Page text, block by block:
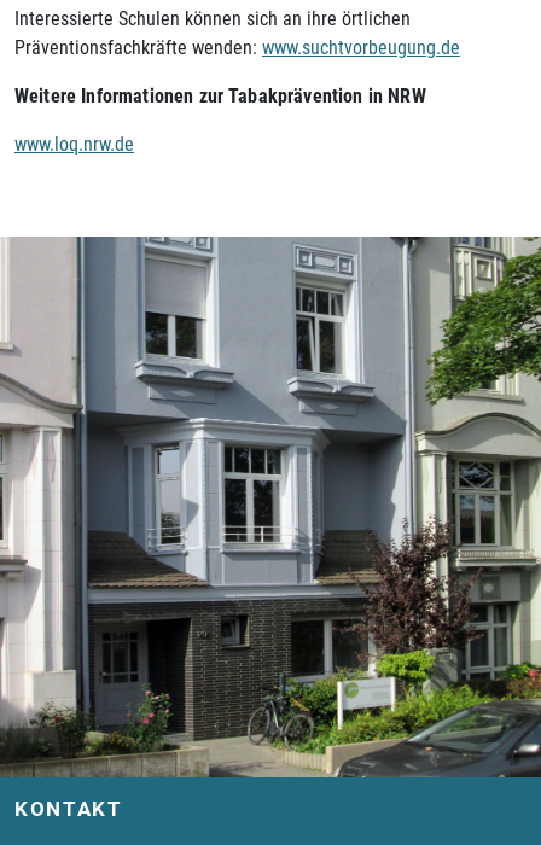
Interessierte Schulen können sich an ihre örtlichen
Präventionsfachkräfte wenden: www.suchtvorbeugung.de
Weitere Informationen zur Tabakprävention in NRW
www.loq.nrw.de
KONTAKT